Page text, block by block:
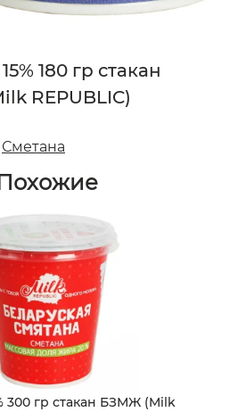
180 гр стакан
REPUBLIC)
Сметана
300 гр стакан БЗМЖ (Milk